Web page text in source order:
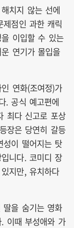
치지 않는 선에
점인 과한 캐릭
이입할 수 있는
연기가 몰입을
연화(조여정)가
. 공식 예고편에
최다 신고로 포상
장은 당연히 갈등
성이 떨어지는 탓
니다. 코미디 장
지만, 유치하다
딸을 숨기는 영화
이때 부성애와 가